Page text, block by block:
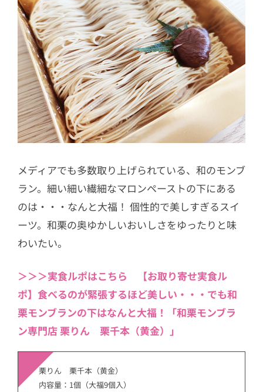
メディアでも多数取り上げられている、和のモンブ
ラン。細い細い繊細なマロンペーストの下にある
のは・・・なんと大福！ 個性的で美しすぎるスイ
ーツ。和栗の奥ゆかしいおいしさをゆったりと味
わいたい。
＞＞＞実食ルポはこちら
【お取り寄せ実食ル
ポ】食べるのが緊張するほど美しい・・・でも和
栗モンブランの下はなんと大福！「和栗モンブラ
ン専門店 栗りん 栗千本（黄金）」
栗りん 栗千本（黄金）
内容量：1個（大福9個入）